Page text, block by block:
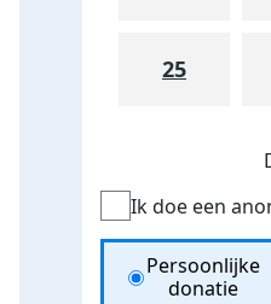
dinsdag 1
25
Ik doe een
Donation
Persoonlijke
donatie